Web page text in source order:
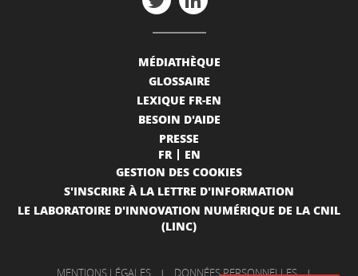
MÉDIATHÈQUE
GLOSSAIRE
LEXIQUE FR-EN
BESOIN D'AIDE
PRESSE
FR
EN
GESTION DES COOKIES
S'INSCRIRE À LA LETTRE D'INFORMATION
LE LABORATOIRE D'INNOVATION NUMÉRIQUE DE LA CNIL
(LINC)
MENTIONS LÉGALES | DONNÉES PERSONNELLES |